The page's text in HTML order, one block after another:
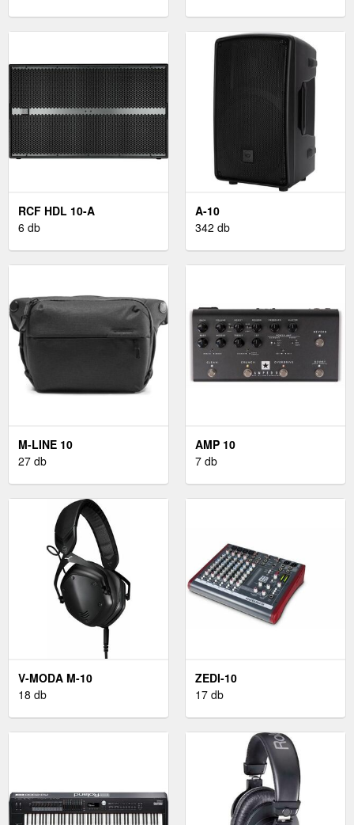
RCF HDL 10-A
6 db
A-10
342 db
M-LINE 10
27 db
AMP 10
7 db
V-MODA M-10
18 db
ZEDI-10
17 db